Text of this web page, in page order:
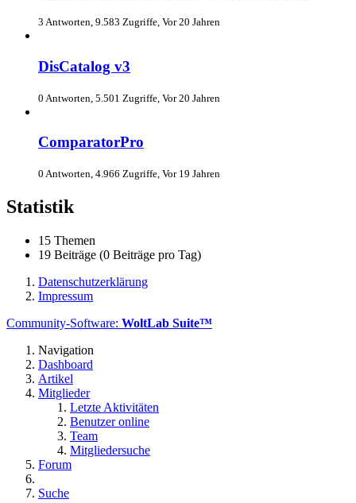
3 Antworten, 9.583 Zugriffe, Vor 20 Jahren
DisCatalog v3
0 Antworten, 5.501 Zugriffe, Vor 20 Jahren
ComparatorPro
0 Antworten, 4.966 Zugriffe, Vor 19 Jahren
Statistik
15 Themen
19 Beiträge (0 Beiträge pro Tag)
Datenschutzerklärung
Impressum
Community-Software: WoltLab Suite™
Navigation
Dashboard
Artikel
Mitglieder
Letzte Aktivitäten
Benutzer online
Team
Mitgliedersuche
Forum
Suche